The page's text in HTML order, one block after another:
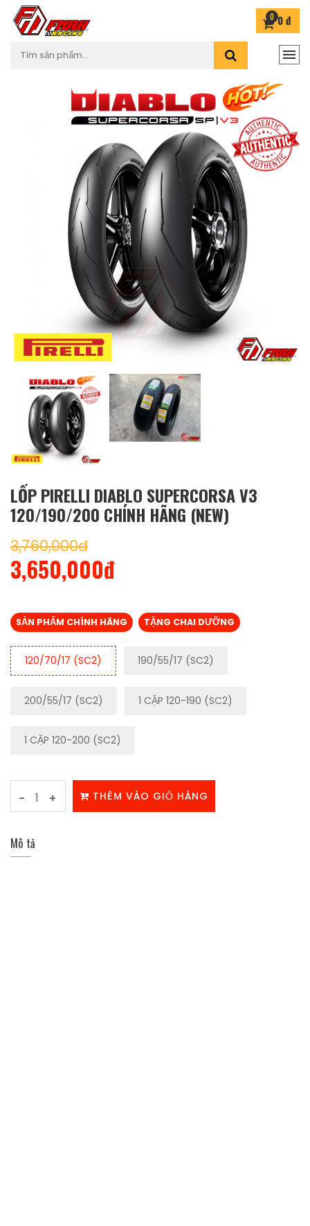
0 0 đ
LỐP PIRELLI DIABLO SUPERCORSA V3
120/190/200 CHÍNH HÃNG (NEW)
3,760,000đ
3,650,000đ
SẢN PHẨM CHÍNH HÃNG TẶNG CHAI DƯỠNG
120/70/17 (SC2) 190/55/17 (SC2)
200/55/17 (SC2) 1 CẶP 120-190 (SC2)
1 CẶP 120-200 (SC2)
- + THÊM VÀO GIỎ HÀNG
Mô tả